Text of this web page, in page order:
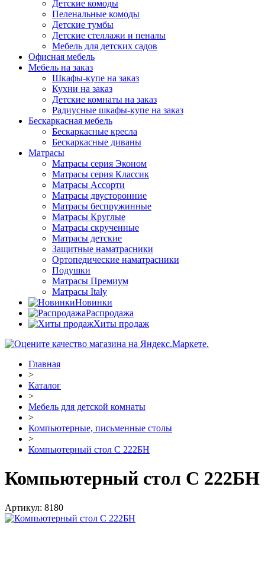
Детские комоды
Пеленальные комоды
Детские тумбы
Детские стеллажи и пеналы
Мебель для детских садов
Офисная мебель
Мебель на заказ
Шкафы-купе на заказ
Кухни на заказ
Детские комнаты на заказ
Радиусные шкафы-купе на заказ
Бескаркасная мебель
Бескаркасные кресла
Бескаркасные диваны
Матрасы
Матрасы серия Эконом
Матрасы серия Классик
Матрасы Ассорти
Матрасы двусторонние
Матрасы беспружинные
Матрасы Круглые
Матрасы скрученные
Матрасы детские
Защитные наматрасники
Ортопедические наматрасники
Подушки
Матрасы Премиум
Матрасы Italy
Новинки
Распродажа
Хиты продаж
Главная
>
Каталог
>
Мебель для детской комнаты
>
Компьютерные, письменные столы
>
Компьютерный стол С 222БН
Компьютерный стол С 222БН
Артикул: 8180